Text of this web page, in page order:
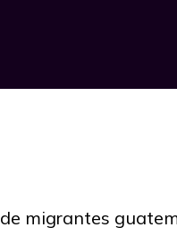
migrantes